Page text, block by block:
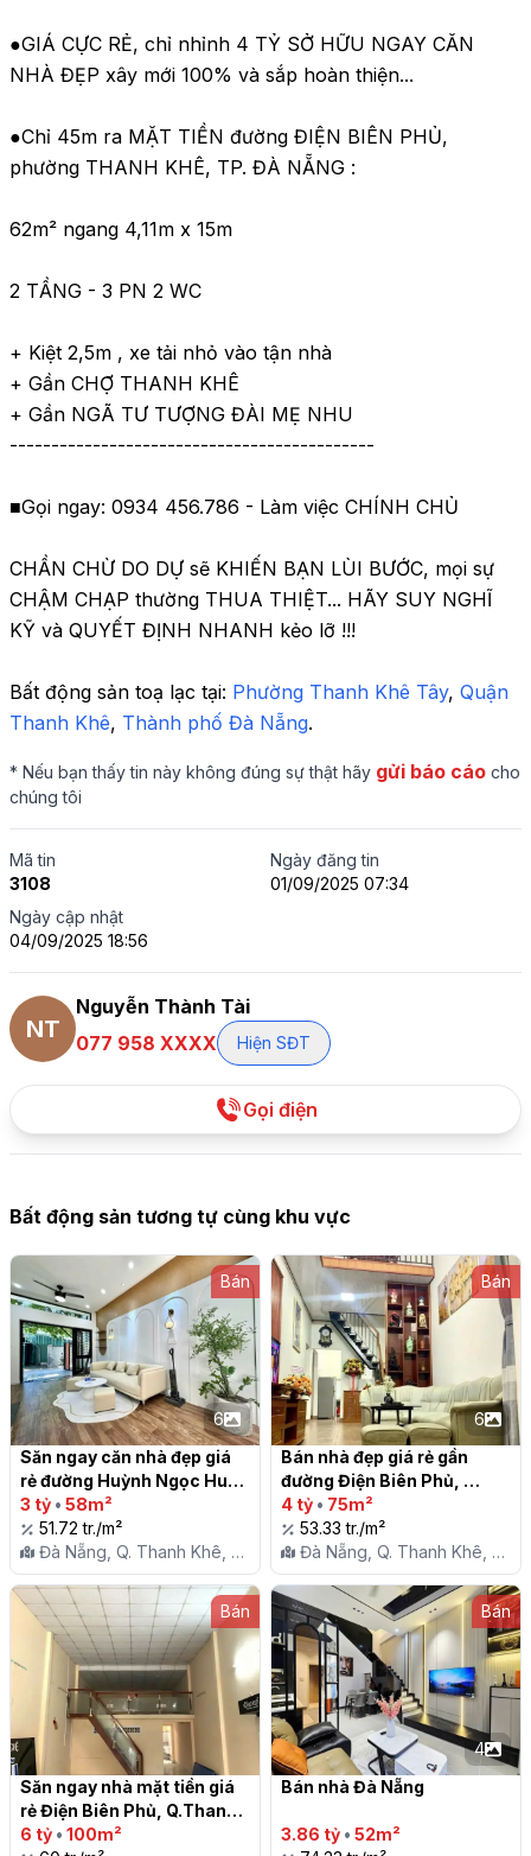
●GIÁ CỰC RẺ, chỉ nhỉnh 4 TỶ SỞ HỮU NGAY CĂN
NHÀ ĐẸP xây mới 100% và sắp hoàn thiện...
●Chỉ 45m ra MẶT TIỀN đường ĐIỆN BIÊN PHỦ,
phường THANH KHÊ, TP. ĐÀ NẴNG :
62m² ngang 4,11m x 15m
2 TẦNG - 3 PN 2 WC
+ Kiệt 2,5m , xe tải nhỏ vào tận nhà
+ Gần CHỢ THANH KHÊ
+ Gần NGÃ TƯ TƯỢNG ĐÀI MẸ NHU
--------------------------------------------
■Gọi ngay: 0934 456.786 - Làm việc CHÍNH CHỦ
CHẦN CHỪ DO DỰ sẽ KHIẾN BẠN LÙI BƯỚC, mọi sự
CHẬM CHẠP thường THUA THIỆT... HÃY SUY NGHĨ
KỸ và QUYẾT ĐỊNH NHANH kẻo lỡ !!!
Bất động sản toạ lạc tại: Phường Thanh Khê Tây, Quận
Thanh Khê, Thành phố Đà Nẵng.
* Nếu bạn thấy tin này không đúng sự thật hãy gửi báo cáo cho
chúng tôi
Mã tin
3108
Ngày đăng tin
01/09/2025 07:34
Ngày cập nhật
04/09/2025 18:56
NT
Nguyễn Thành Tài
077 958 XXXX
Hiện SĐT
Gọi điện
Bất động sản tương tự cùng khu vực
Bán
6
Săn ngay căn nhà đẹp giá
rẻ đường Huỳnh Ngọc Huệ,
Q.Thanh Khê, TP. Đà Nẵng
3 tỷ • 58m²
51.72 tr./m²
Đà Nẵng, Q. Thanh Khê, P.
Thanh Khê Tây
Bán
6
Bán nhà đẹp giá rẻ gần
đường Điện Biên Phủ,
Q.Thanh Khê, TP. Đà Nẵng
4 tỷ • 75m²
53.33 tr./m²
Đà Nẵng, Q. Thanh Khê, P.
Thanh Khê Tây
Bán
Săn ngay nhà mặt tiền giá
rẻ Điện Biên Phủ, Q.Thanh
Khê, TP. Đà Nẵng
6 tỷ • 100m²
Bán
4
Bán nhà Đà Nẵng
3.86 tỷ • 52m²